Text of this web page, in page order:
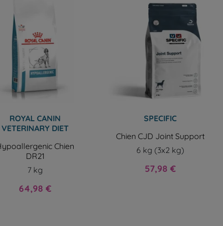
ROYAL CANIN
VETERINARY DIET
Chien
DR21
7 kg
Prix
64,98 €
SPECIFIC
Chien CJD Joint Support
6 kg (3x2 kg)
Prix
57,98 €